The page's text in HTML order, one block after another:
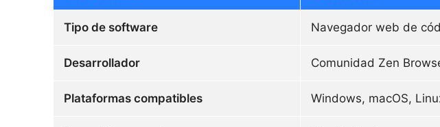
Tipo de software Navegador web de
Desarrollador Comunidad Zen
Plataformas compatibles Windows, macOS,